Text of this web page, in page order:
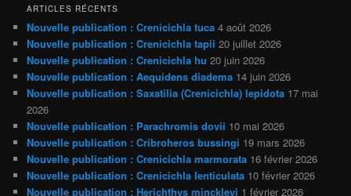
ARTICLES RÉCENTS
Nouvelle publication : Crenicichla tuca 4 août 2026
Nouvelle publication : Crenicichla tapii 20 juillet 2026
Nouvelle publication : Crenicichla hu 20 juin 2026
Nouvelle publication : Aequidens diadema 14 juin 2026
Nouvelle publication : Saxatilia (Crenicichla) lepidota 17 mai
2026
Nouvelle publication : Parachromis dovii 10 mai 2026
Nouvelle publication : Cribroheros bussingi 19 mars 2026
Nouvelle publication : Crenicichla marmorata 16 février 2026
Nouvelle publication : Crenicichla lenticulata 10 février 2026
Nouvelle publication : Herichthys minckleyi 1 février 2026